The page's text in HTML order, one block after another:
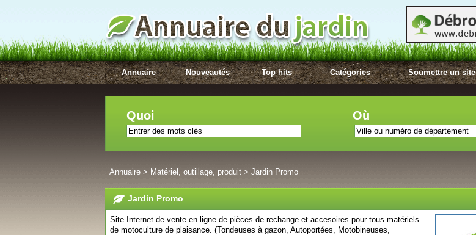
Annuaire Nouveautés Top hits Catégories Soumettre un site
Quoi Où
Annuaire > Matériel, outillage, produit > Jardin Promo
Jardin Promo
Site Internet de vente en ligne de pièces de rechange et accesoires pour tous matériels
de motoculture de plaisance. (Tondeuses à gazon, Autoportées, Motobineuses,